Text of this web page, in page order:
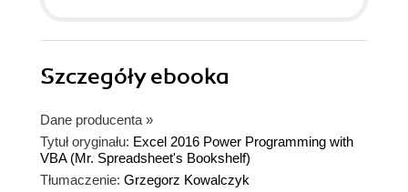
Szczegółyebooka
Dane producenta »
Tytuł oryginału: Excel 2016 Power Programming with
VBA (Mr. Spreadsheet's Bookshelf)
Tłumaczenie: Grzegorz Kowalczyk